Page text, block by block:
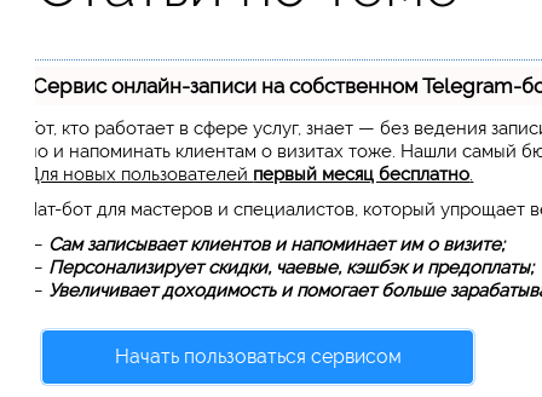
Сервис онлайн-записи на собственном Telegram-
Тот, кто работает в сфере услуг, знает — без ведения
но и напоминать клиентам о визитах тоже. Нашли самый
Для новых пользователей первый месяц бесплатно.
Чат-бот для мастеров и специалистов, который упрощает
— Сам записывает клиентов и напоминает им о визите;
— Персонализирует скидки, чаевые, кэшбэк и предоплаты;
— Увеличивает доходимость и помогает больше
Начать пользоваться сервисом